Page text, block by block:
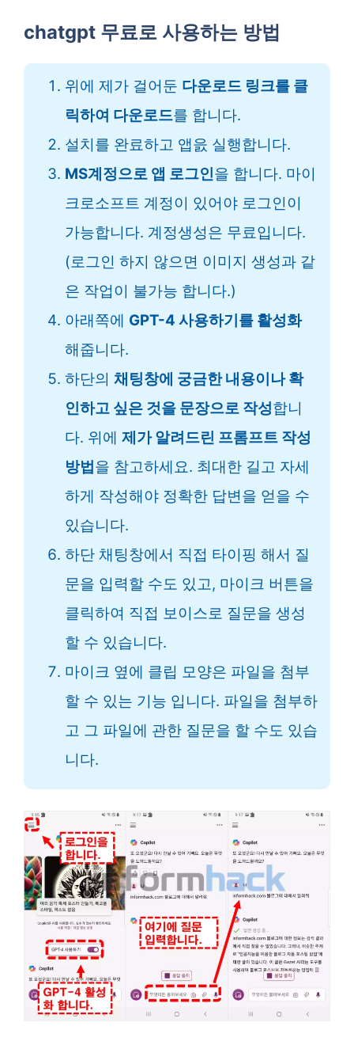
chatgpt 무료로 사용하는 방법
위에 제가 걸어둔 다운로드 링크를 클
릭하여 다운로드를 합니다.
설치를 완료하고 앱읈 실행합니다.
MS계정으로 앱 로그인을 합니다. 마이
크로소프트 계정이 있어야 로그인이
가능합니다. 계정생성은 무료입니다.
(로그인 하지 않으면 이미지 생성과 같
은 작업이 불가능 합니다.)
아래쪽에 GPT-4 사용하기를 활성화
해줍니다.
하단의채팅창에 궁금한 내용이나 확
인하고 싶은 것을 문장으로 작성합니
다. 위에제가 알려드린 프롬프트 작성
방법 을 참고하세요. 최대한 길고 자세
하게 작성해야 정확한 답변을 얻을 수
있습니다.
하단 채팅창에서 직접 타이핑 해서 질
문을 입력할 수도 있고, 마이크 버튼을
클릭하여 직접 보이스로 질문을 생성
할 수 있습니다.
마이크 옆에 클립 모양은 파일을 첨부
할 수 있는 기능 입니다. 파일을 첨부하
고 그 파일에 관한 질문을 할 수도 있습
니다.